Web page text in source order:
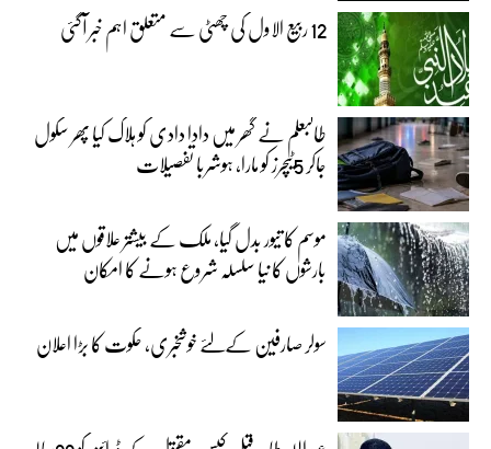
12 ربیع الاول کی چھٹی سے متعلق اہم خبر آگئی
طالبعلم نے گھر میں دادا دادی کو ہلاک کیا پھر سکول
جاکر 5ٹیچرز کو مارا، ہوشربا تفصیلات
موسم کا تیور بدل گیا، ملک کے بیشتر علاقوں میں
بارشوں کا نیا سلسلہ شروع ہونے کا امکان
سولر صارفین کےلئے خوشخبری، حکوت کا بڑا اعلان